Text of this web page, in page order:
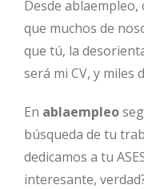
Desde ablaempleo,
que muchos de
que tú, la
será mi CV, y miles
En ablaempleo
búsqueda de tu
dedicamos a tu
interesante,